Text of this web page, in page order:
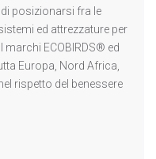
posizionarsi fra le
ed attrezzature per
marchi ECOBIRDS® ed
Europa, Nord Africa,
rispetto del benessere